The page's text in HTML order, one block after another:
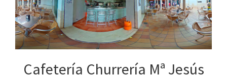
Cafetería Churrería Mª Jesús